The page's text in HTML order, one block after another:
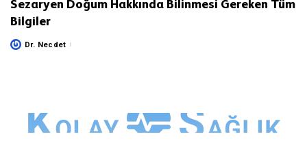
Sezaryen Doğum Hakkında Bilinmesi Gereken Tüm
Bilgiler
PostedDr. Necdet